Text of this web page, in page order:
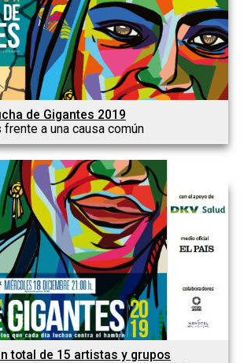
de Gigantes 2019
a una causa común
total de 15 artistas y grupos